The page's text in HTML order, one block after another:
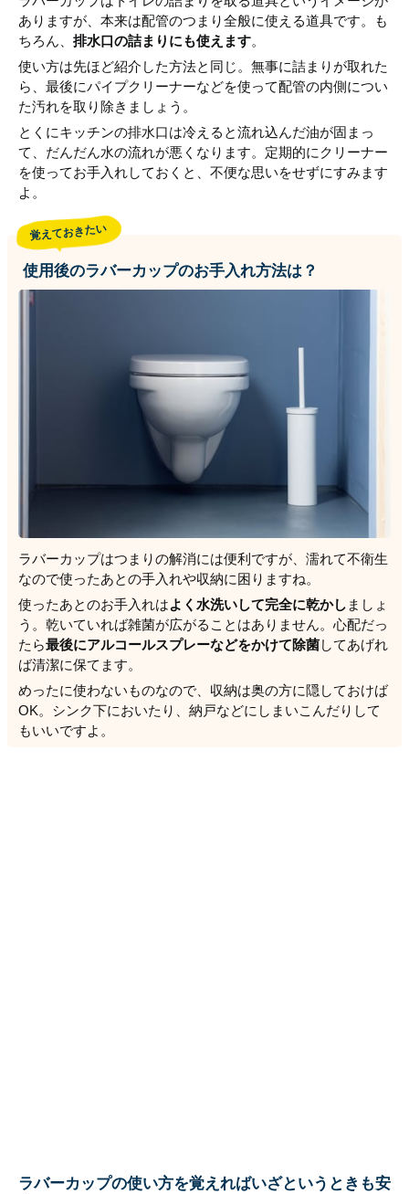
ありますが、本来は配管のつまり全般に使える道具です。も
ちろん、 排水口の詰まりにも使えます。
使い方は先ほど紹介した方法と同じ。無事に詰まりが取れた
ら、最後にパイプクリーナーなどを使って配管の内側につい
た汚れを取り除きましょう。
とくにキッチンの排水口は冷えると流れ込んだ油が固まっ
て、だんだん水の流れが悪くなります。定期的にクリーナー
を使ってお手入れしておくと、不便な思いをせずにすみます
よ。
覚えておきたい
使用後のラバーカップのお手入れ方法は？
ラバーカップはつまりの解消には便利ですが、濡れて不衛生
なので使ったあとの手入れや収納に困りますね。
使ったあとのお手入れはよく水洗いして完全に乾かし ましょ
う。乾いていれば雑菌が広がることはありません。心配だっ
たら最後にアルコールスプレーなどをかけて除菌してあげれ
ば清潔に保てます。
めったに使わないものなので、収納は奥の方に隠しておけば
OK。シンク下においたり、納戸などにしまいこんだりして
もいいですよ。
ラバーカップの使い方を覚えればいざというときも安